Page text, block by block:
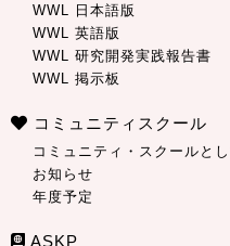
WWL 日本語版
WWL 英語版
WWL 研究開発実践報告書
WWL 掲示板
コミュニティスクール
コミュニティ・スクールと
お知らせ
年度予定
ASKP